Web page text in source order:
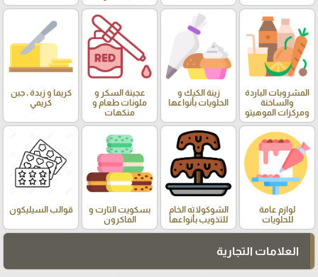
المشروبات الباردة
والساخنة
ومركزات الموهيتو
زينة الكيك و
الحلويات بأنواعها
عجينة السكر و
ملونات طعام و
منكهات
كريما و زبدة , جبن
كريمي
لوازم عامة
للحلويات
الشوكولاته الخام
للتذويب بأنواعها
بسكويت التارت و
الماكرون
قوالب السيليكون
العلامات التجارية